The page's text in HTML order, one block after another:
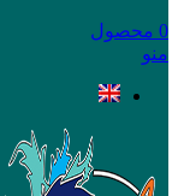
0 محصول
منو